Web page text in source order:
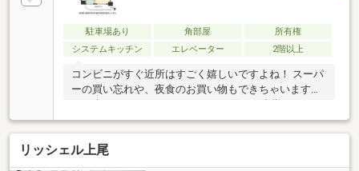
駐車場あり 角部屋
所有権
システムキッチン
エレベーター 2階以上
コンビニがすぐ近所はすごく嬉しいですよね！ スーパ
ーの買い忘れや、夜食のお買い物もできちゃいます
ね。 朝はコーヒーやカフェラテを買って出勤してみて
はいかがですか？【弊社では以下の５つをお客様にお
約束いたします】1.物件の善し悪しは全て正直にお話
しします。2.無理な売り込みや契約の催促、突然の訪
問等、しつこい営業は一切行いません。3.契約したら
リッシェル上尾